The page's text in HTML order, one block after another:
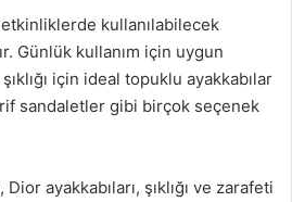
etkinliklerde kullanılabilecek
Günlük kullanım için uygun
için ideal topuklu ayakkabılar
sandaletler gibi birçok seçenek
ayakkabıları, şıklığı ve zarafeti